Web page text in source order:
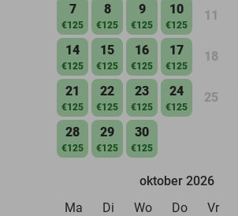
7
€125
8
€125
9
€125
10
€125
11
14
€125
15
€125
16
€125
17
€125
18
21
€125
22
€125
23
€125
24
€125
25
28
€125
29
€125
30
€125
oktober 2026
Ma
Di Wo Do Vr